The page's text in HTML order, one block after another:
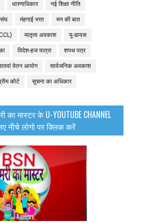
धारणाधिकार नई शिक्षा नीति
संघ मंहगाई भत्ता मन की बात
मातृत्व अवकाश यू-डायस
विदेश-हज यात्रा शपथ पत्र
वेतन आयोग सार्वजनिक अवकाश
कोर्ट सूचना का अधिकार
का मास्टर के U-YOUTUBE CHANNEL
नीचे लोगो पर क्लिक करें